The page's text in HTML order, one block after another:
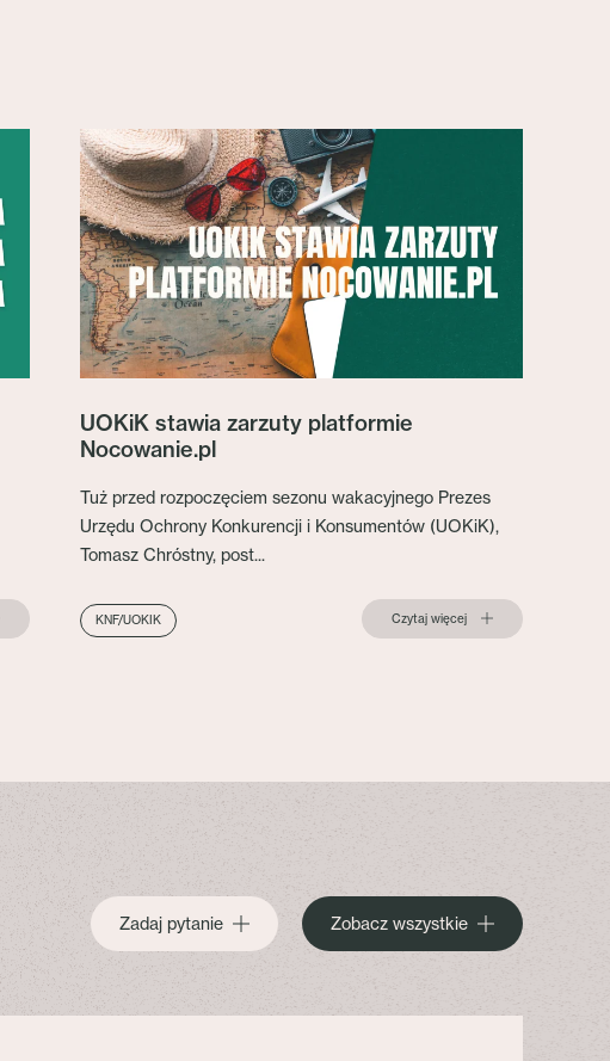
UOKiK stawia zarzuty platformie
Nocowanie.pl
Tuż przed rozpoczęciem sezonu wakacyjnego Prezes
Urzędu Ochrony Konkurencji i Konsumentów (UOKiK),
Tomasz Chróstny, post...
KNF/UOKIK Czytaj więcej
Zadaj pytanie Zobacz wszystkie